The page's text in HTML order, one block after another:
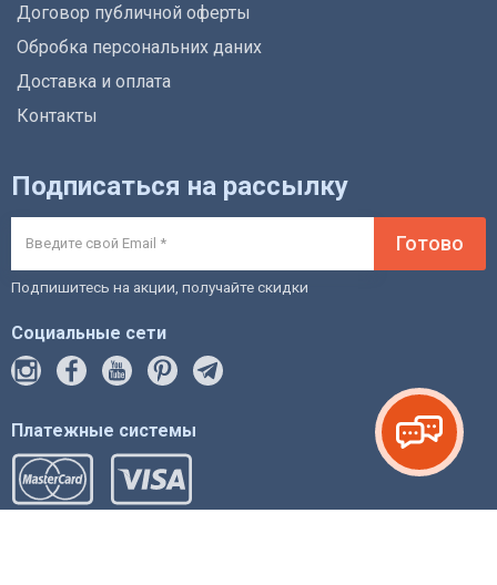
Договор публичной оферты
Обробка персональних даних
Доставка и оплата
Контакты
Подписаться на рассылку
Готово
Подпишитесь на акции, получайте скидки
Социальные сети
Платежные системы